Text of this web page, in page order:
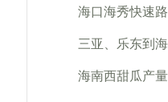
海口海秀快速
三亚、乐东到
海南西甜瓜产